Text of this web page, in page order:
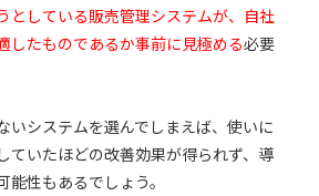
としている販売管理システムが、自社
したものであるか事前に見極める必要
いシステムを選んでしまえば、使いに
ていたほどの改善効果が得られず、導
能性もあるでしょう。